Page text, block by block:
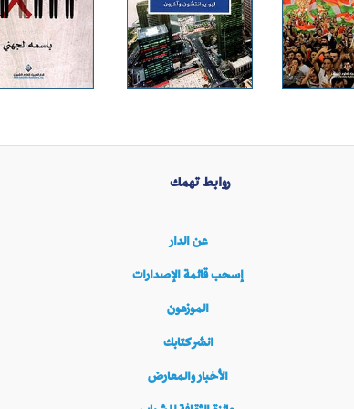
روابط تهمك
عن الدار
إسحب قائمة الإصدارات
الموزعون
انشر كتابك
الأخبار والمعارض